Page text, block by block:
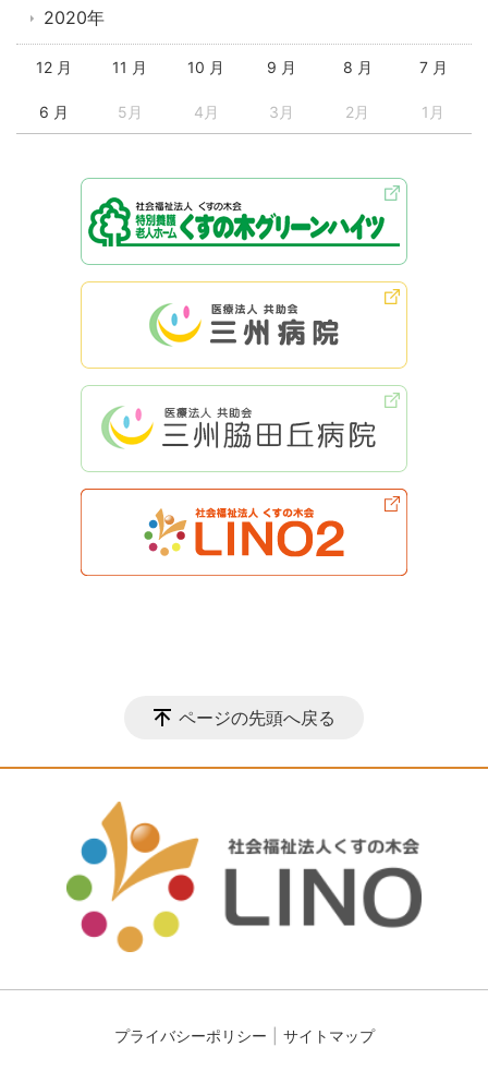
2020年
12 月 11 月 10 月 9 月 8 月 7 月
6 月 5月 4月 3月 2月 1月
ページの先頭へ戻る
プライバシーポリシー サイトマップ